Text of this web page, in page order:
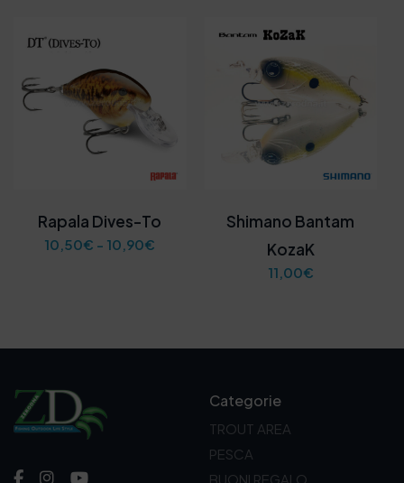
Rapala Dives-To
10,50€ - 10,90€
d
Shimano Bantam
KozaK
11,00€
Categorie
TROUT AREA
PESCA
BUONI REGALO